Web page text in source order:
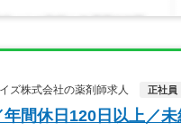
株式会社の薬剤師求人
正社員
年間休日120日以上／